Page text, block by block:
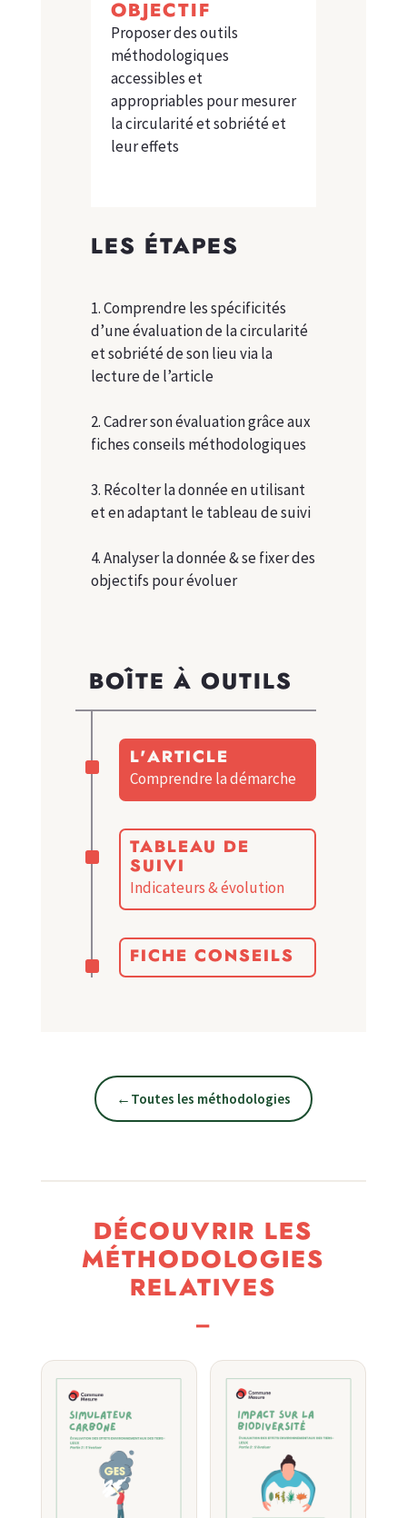
OBJECTIF
Proposer des outils
méthodologiques
accessibles et
appropriables pour mesurer
la circularité et sobriété et
leur effets
LES ÉTAPES
1. Comprendre les spécificités
d’une évaluation de la circularité
et sobriété de son lieu via la
lecture de l’article
2. Cadrer son évaluation grâce aux
fiches conseils méthodologiques
3. Récolter la donnée en utilisant
et en adaptant le tableau de suivi
4. Analyser la donnée & se fixer des
objectifs pour évoluer
BOÎTE À OUTILS
^ L'ARTICLE
Comprendre la démarche
^
TABLEAU DE
SUIVI
Indicateurs & évolution
^ FICHE CONSEILS
← Toutes les méthodologies
DÉCOUVRIR LES
MÉTHODOLOGIES
RELATIVES